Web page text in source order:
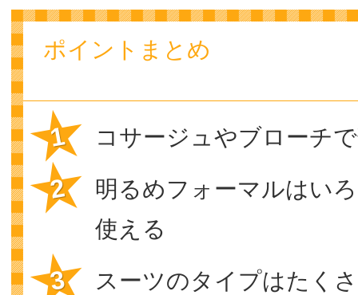
ポイントまとめ
コサージュやブローチ
明るめフォーマルはい
使える
スーツのタイプはたく